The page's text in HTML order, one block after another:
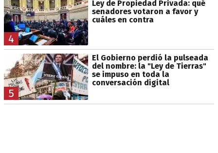
4
Ley de Propiedad Privada: qué
senadores votaron a favor y
cuáles en contra
5
El Gobierno perdió la pulseada
del nombre: la "Ley de Tierras"
se impuso en toda la
conversación digital